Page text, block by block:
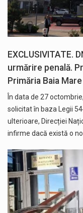
EXCLUSIVITATE.
urmărire penală.
Primăria Baia Mare
În data de 27
solicitat în baza Legii
ulterioare, Direcției
infirme dacă există o